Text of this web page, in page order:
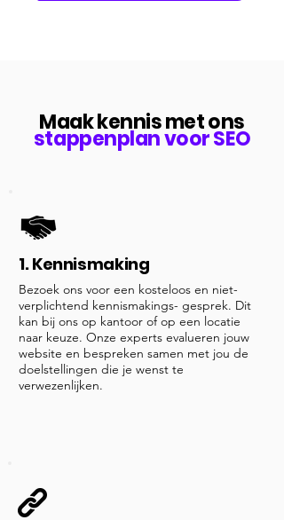
Maak kennis met ons
stappenplan voor SEO
1. Kennismaking
Bezoek ons voor een kosteloos en niet-
verplichtend kennismakings- gesprek. Dit
kan bij ons op kantoor of op een locatie
naar keuze. Onze experts evalueren jouw
website en bespreken samen met jou de
doelstellingen die je wenst te
verwezenlijken.